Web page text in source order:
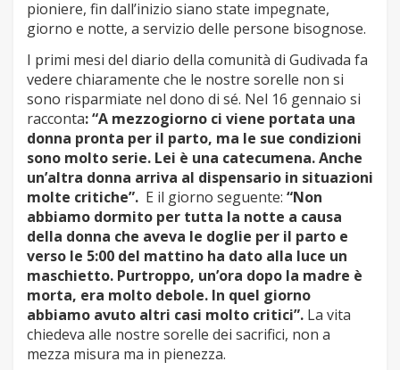
pioniere, fin dall’inizio siano state impegnate,
giorno e notte, a servizio delle persone bisognose.
I primi mesi del diario della comunità di Gudivada fa
vedere chiaramente che le nostre sorelle non si
sono risparmiate nel dono di sé. Nel 16 gennaio si
racconta: “A mezzogiorno ci viene portata una
donna pronta per il parto, ma le sue condizioni
sono molto serie. Lei è una catecumena. Anche
un’altra donna arriva al dispensario in situazioni
molte critiche”. E il giorno seguente: “Non
abbiamo dormito per tutta la notte a causa
della donna che aveva le doglie per il parto e
verso le 5:00 del mattino ha dato alla luce un
maschietto. Purtroppo, un’ora dopo la madre è
morta, era molto debole. In quel giorno
abbiamo avuto altri casi molto critici”. La vita
chiedeva alle nostre sorelle dei sacrifici, non a
mezza misura ma in pienezza.